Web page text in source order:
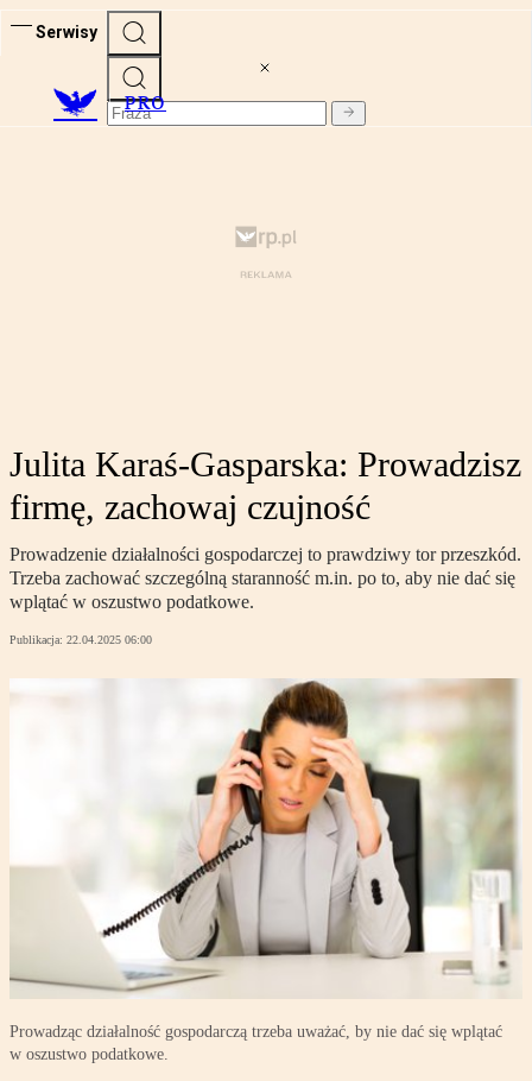
Serwisy
PRO
Julita Karaś-Gasparska: Prowadzisz
firmę, zachowaj czujność
Prowadzenie działalności gospodarczej to prawdziwy tor przeszkód.
Trzeba zachować szczególną staranność m.in. po to, aby nie dać się
wplątać w oszustwo podatkowe.
Publikacja: 22.04.2025 06:00
Prowadząc działalność gospodarczą trzeba uważać, by nie dać się wplątać
w oszustwo podatkowe.